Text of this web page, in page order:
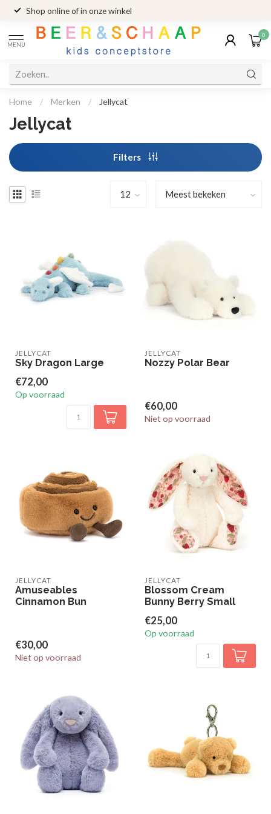
Shop online of in onze winkel
MENU
0
Home / Merken / Jellycat
Jellycat
Filters
JELLYCAT
Sky Dragon Large
€72,00
Op voorraad
JELLYCAT
Nozzy Polar Bear
€60,00
Niet op voorraad
JELLYCAT
Amuseables
Cinnamon Bun
€30,00
Niet op voorraad
JELLYCAT
Blossom Cream
Bunny Berry Small
€25,00
Op voorraad